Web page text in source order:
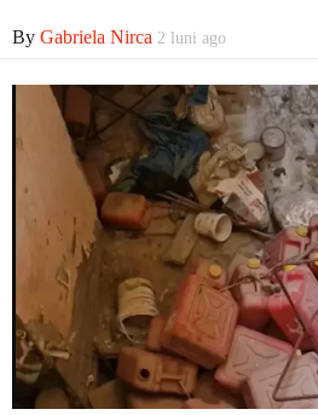
By Gabriela Nirca 2 luni ago